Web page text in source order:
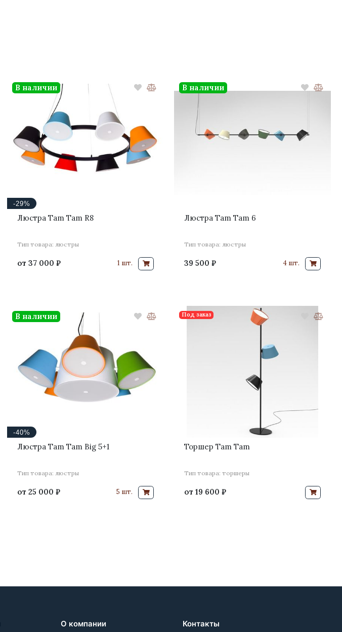
-29%
Люстра Tam Tam R8
Тип товара: люстры
от 37 000 ₽
В наличии
1 шт.
Люстра Tam Tam 6
Тип товара: люстры
39 500 ₽
В наличии
4 шт.
-40%
Люстра Tam Tam Big 5+1
Тип товара: люстры
от 25 000 ₽
В наличии
5 шт.
Торшер Tam Tam
Тип товара: торшеры
от 19 600 ₽
Под заказ
О компании Контакты